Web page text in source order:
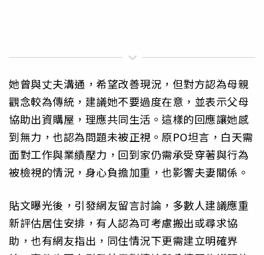
她曾與丈夫溝通，希望改善現況，但對方認為母親
觀念較為傳統，建議她不要過度在意，並表示父母
協助出資購屋，理應共同生活。這樣的回應讓她感
到無力，也認為問題未被正視。原PO坦言，白天需
面對工作與業績壓力，回到家仍需承受穿著與行為
被檢視的情況，身心負擔加重，也影響夫妻關係。
貼文曝光後，引發網友留言討論，多數人建議應重
新評估居住安排，有人認為可考慮搬出或尋求協
助，也有網友指出，同住情況下更需建立明確界